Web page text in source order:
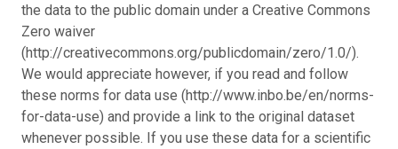
the data to the public domain under a Creative Commons
Zero waiver
(http://creativecommons.org/publicdomain/zero/1.0/).
We would appreciate however, if you read and follow
these norms for data use (http://www.inbo.be/en/norms-
for-data-use) and provide a link to the original dataset
whenever possible. If you use these data for a scientific